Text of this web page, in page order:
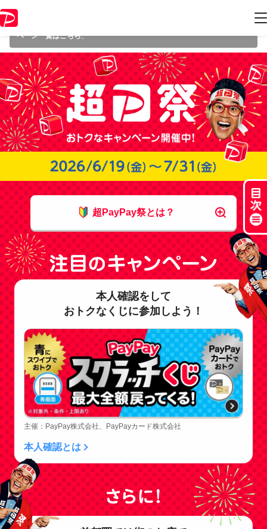
ジ内の情報はキャンペーン終了時点のものになります。
ペーン一覧はこちら。
超PayPay祭とは？
本人確認をして
おトクなくじに参加しよう！
主催：PayPay株式会社、PayPayカード株式会社
本人確認とは